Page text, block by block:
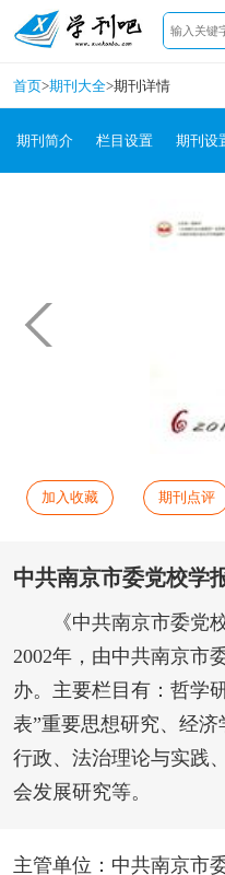
首页>期刊大全>期刊详情
期刊简介 栏目设置 期刊设
加入收藏 期刊点评
中共南京市委党校学
《中共南京市委党
2002年，由中共南京市
办。主要栏目有：哲学
表”重要思想研究、经
行政、法治理论与实践
会发展研究等。
主管单位：中共南京市